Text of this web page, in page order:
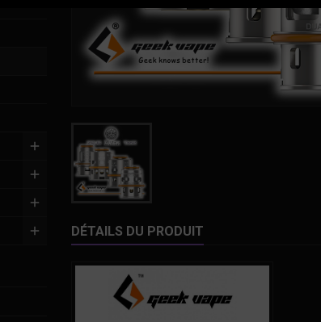
DÉTAILS DU PRODUIT